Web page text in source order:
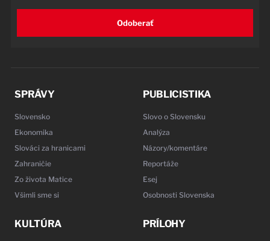
Odoberať
SPRÁVY
Slovensko
Ekonomika
Slováci za hranicami
Zahraničie
Zo života Matice
Všimli sme si
PUBLICISTIKA
Slovo o Slovensku
Analýza
Názory/komentáre
Reportáže
Esej
Osobnosti Slovenska
KULTÚRA PRÍLOHY